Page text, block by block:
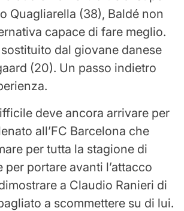
Quagliarella (38), Baldé non
capace di fare meglio.
dal giovane danese
(20). Un passo indietro
deve ancora arrivare per
all’FC Barcelona che
per tutta la stagione di
per portare avanti l’attacco
a Claudio Ranieri di
a scommettere su di lui.